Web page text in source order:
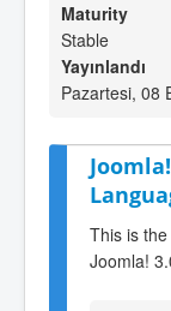
Maturity
Stable
Yayınlandı
Pazartesi, 08
This is
Joomla!